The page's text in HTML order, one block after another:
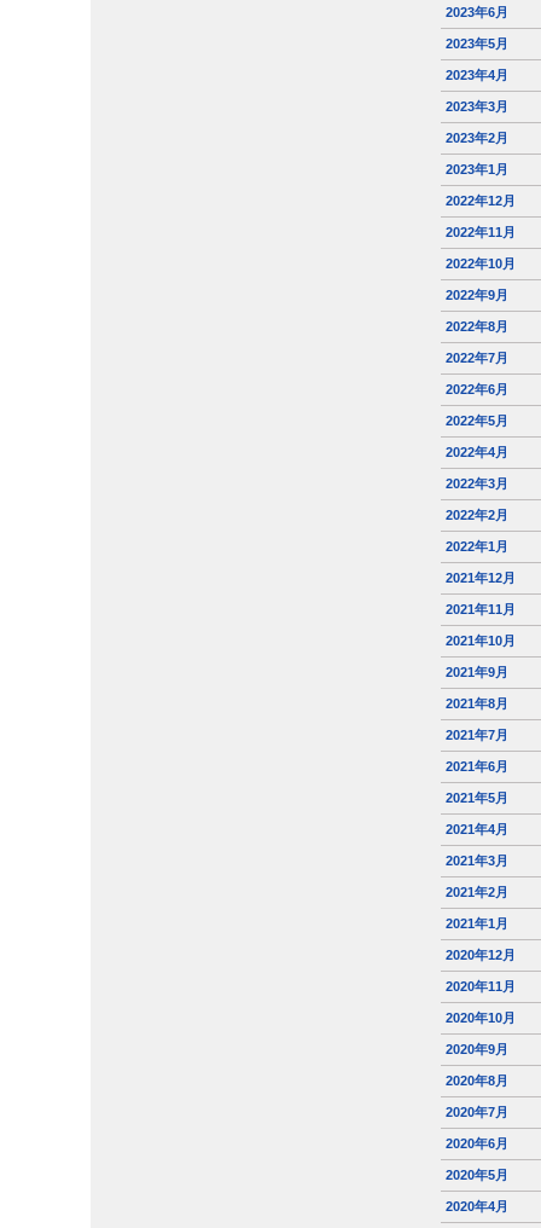
2023年6月
2023年5月
2023年4月
2023年3月
2023年2月
2023年1月
2022年12月
2022年11月
2022年10月
2022年9月
2022年8月
2022年7月
2022年6月
2022年5月
2022年4月
2022年3月
2022年2月
2022年1月
2021年12月
2021年11月
2021年10月
2021年9月
2021年8月
2021年7月
2021年6月
2021年5月
2021年4月
2021年3月
2021年2月
2021年1月
2020年12月
2020年11月
2020年10月
2020年9月
2020年8月
2020年7月
2020年6月
2020年5月
2020年4月